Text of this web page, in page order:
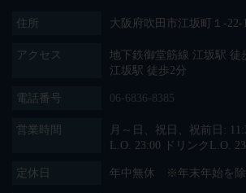
住所 大阪府吹田市江坂町１
アクセス
地下鉄御堂筋線 江坂駅 徒
江坂駅 徒歩2分
電話番号 06-6836-8385
営業時間
月～日、祝日、祝前日:
L.O. 23:00 ドリンクL.O.
定休日 年中無休 ※年末年始を除